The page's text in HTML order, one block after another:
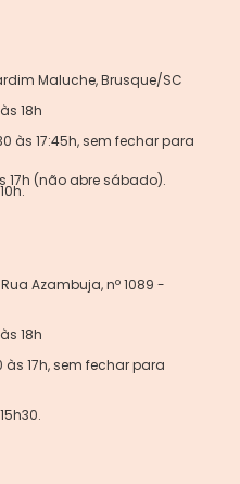
Maluche, Brusque/SC
18h
às 17:45h, sem fechar para
17h (não abre sábado).
Azambuja, nº 1089 -
18h
17h, sem fechar para